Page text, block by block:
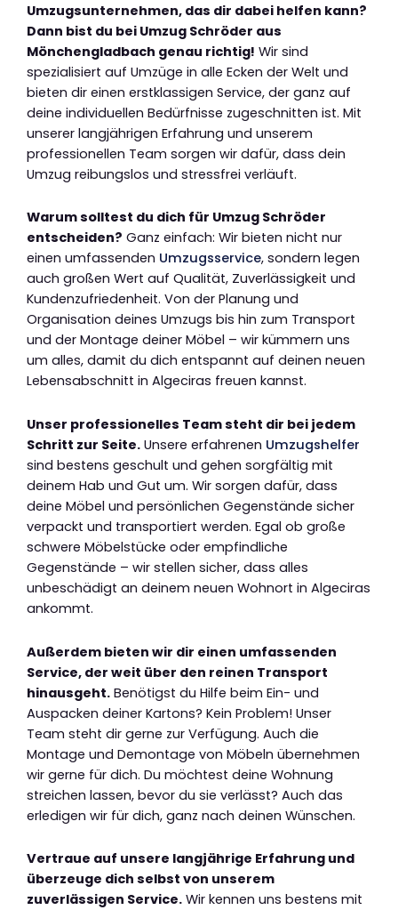
Umzugsunternehmen, das dir dabei helfen kann?
Dann bist du bei Umzug Schröder aus
Mönchengladbach genau richtig! Wir sind
spezialisiert auf Umzüge in alle Ecken der Welt und
bieten dir einen erstklassigen Service, der ganz auf
deine individuellen Bedürfnisse zugeschnitten ist. Mit
unserer langjährigen Erfahrung und unserem
professionellen Team sorgen wir dafür, dass dein
Umzug reibungslos und stressfrei verläuft.
Warum solltest du dich für Umzug Schröder
entscheiden? Ganz einfach: Wir bieten nicht nur
einen umfassenden Umzugsservice, sondern legen
auch großen Wert auf Qualität, Zuverlässigkeit und
Kundenzufriedenheit. Von der Planung und
Organisation deines Umzugs bis hin zum Transport
und der Montage deiner Möbel – wir kümmern uns
um alles, damit du dich entspannt auf deinen neuen
Lebensabschnitt in Algeciras freuen kannst.
Unser professionelles Team steht dir bei jedem
Schritt zur Seite. Unsere erfahrenen Umzugshelfer
sind bestens geschult und gehen sorgfältig mit
deinem Hab und Gut um. Wir sorgen dafür, dass
deine Möbel und persönlichen Gegenstände sicher
verpackt und transportiert werden. Egal ob große
schwere Möbelstücke oder empfindliche
Gegenstände – wir stellen sicher, dass alles
unbeschädigt an deinem neuen Wohnort in Algeciras
ankommt.
Außerdem bieten wir dir einen umfassenden
Service, der weit über den reinen Transport
hinausgeht. Benötigst du Hilfe beim Ein- und
Auspacken deiner Kartons? Kein Problem! Unser
Team steht dir gerne zur Verfügung. Auch die
Montage und Demontage von Möbeln übernehmen
wir gerne für dich. Du möchtest deine Wohnung
streichen lassen, bevor du sie verlässt? Auch das
erledigen wir für dich, ganz nach deinen Wünschen.
Vertraue auf unsere langjährige Erfahrung und
überzeuge dich selbst von unserem
zuverlässigen Service. Wir kennen uns bestens mit